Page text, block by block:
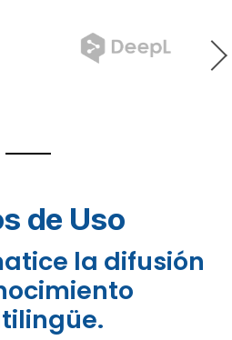
de Uso
la difusión